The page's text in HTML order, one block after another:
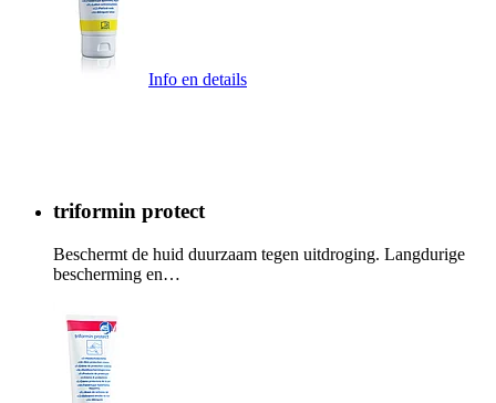
Info en details
triformin protect
Beschermt de huid duurzaam tegen uitdroging. Langdurige
bescherming en…